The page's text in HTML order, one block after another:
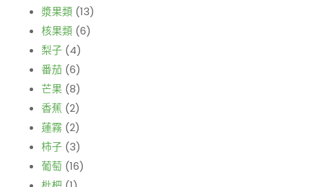
漿果類 (13)
核果類 (6)
梨子 (4)
番茄 (6)
芒果 (8)
香蕉 (2)
蓮霧 (2)
柿子 (3)
葡萄 (16)